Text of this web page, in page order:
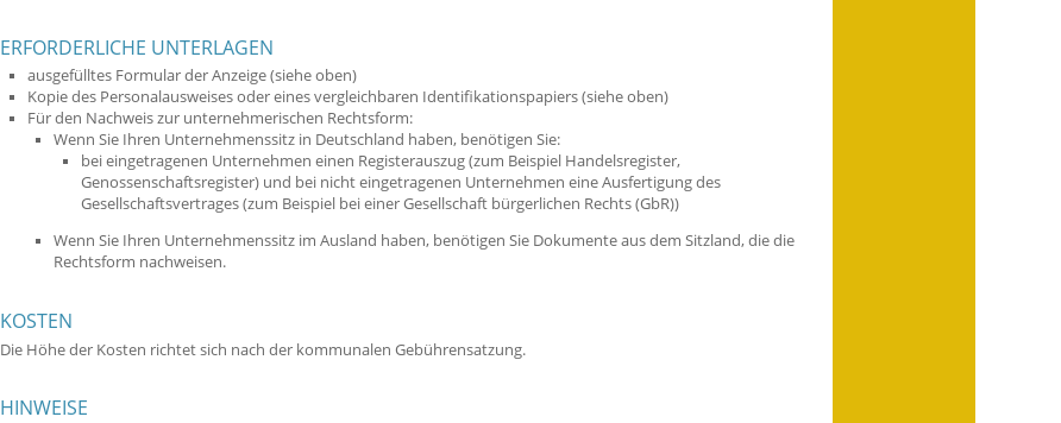
ERFORDERLICHE UNTERLAGEN
ausgefülltes Formular der Anzeige (siehe oben)
Kopie des Personalausweises oder eines vergleichbaren Identifikationspapiers (siehe oben)
Für den Nachweis zur unternehmerischen Rechtsform:
Wenn Sie Ihren Unternehmenssitz in Deutschland haben, benötigen Sie:
bei eingetragenen Unternehmen einen Registerauszug (zum Beispiel Handelsregister,
Genossenschaftsregister) und bei nicht eingetragenen Unternehmen eine Ausfertigung des
Gesellschaftsvertrages (zum Beispiel bei einer Gesellschaft bürgerlichen Rechts (GbR))
Wenn Sie Ihren Unternehmenssitz im Ausland haben, benötigen Sie Dokumente aus dem Sitzland, die die
Rechtsform nachweisen.
KOSTEN
Die Höhe der Kosten richtet sich nach der kommunalen Gebührensatzung.
HINWEISE